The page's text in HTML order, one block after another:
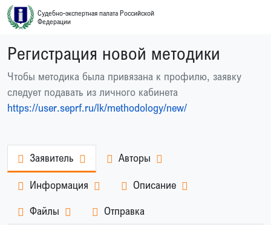
Судебно-экспертная палата Российской
Федерации
Регистрация новой методики
Чтобы методика была привязана к профилю, заявку
следует подавать из личного кабинета
https://user.seprf.ru/lk/methodology/new/
Заявитель Авторы
Информация Описание
Файлы Отправка